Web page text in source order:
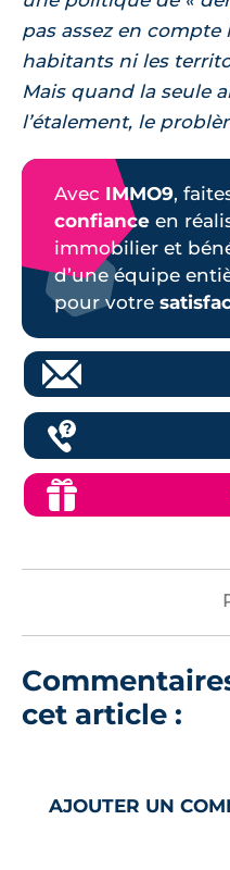
pas assez en compte
habitants ni les
Mais quand la seule
l’étalement, le
Avec IMMO9,
confiance en
immobilier et
d’une équipe
pour votre
cet article :
AJOUTER UN